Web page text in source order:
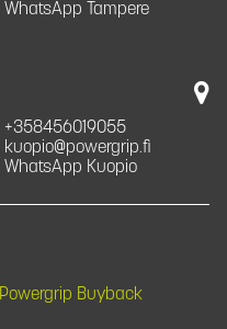
WhatsApp Tampere
+358456019055
kuopio@powergrip.fi
WhatsApp Kuopio
Powergrip Buyback